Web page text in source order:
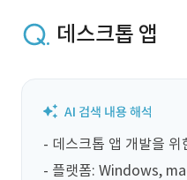
데스크톱 앱
- 데스크톱 앱 개발을 위
- 플랫폼: Windows,